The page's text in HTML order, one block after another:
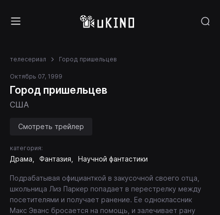
телесериал Город пришельцев
Октябрь 07, 1999
Город пришельцев
США
Смотреть трейлер
категория:
Драма Фантазия Научной фантастики
Подрабатывая официанткой в закусочной своего отца,
школьница Лиз Паркер попадает в перестрелку между
посетителями и получает ранение. Ее одноклассник
Макс Эванс бросается на помощь, и залечивает рану